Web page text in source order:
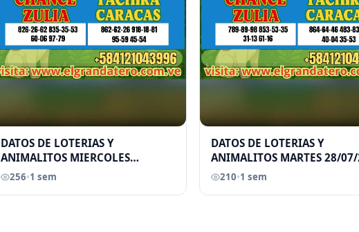
DATOS DE LOTERIAS Y
ANIMALITOS MIERCOLES
29/07/2026 ELGRANDATERO JOSE
256•1 sem
DATOS DE LOTERIAS Y
ANIMALITOS MARTES 28/07/
ELGRANDATERO JOSE EREU
210•1 sem